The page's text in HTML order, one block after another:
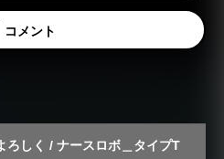
コメント
ろしく / ナースロボ＿タイプT